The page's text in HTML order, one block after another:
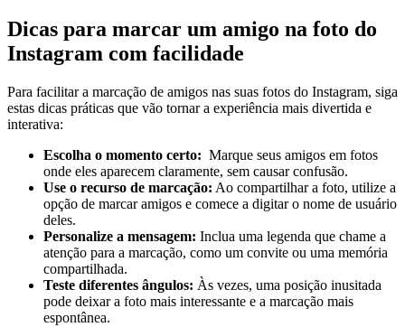
Dicas para marcar um⁢ amigo na ⁣foto do
Instagram⁤ com⁢ facilidade
Para facilitar a marcação⁣ de amigos ⁤nas ⁢suas fotos do ⁤Instagram, siga
estas‌ dicas práticas ⁢que vão tornar a‌ experiência ​mais⁢ divertida e
interativa:
Escolha o momento certo: ⁣ Marque seus amigos em fotos
⁢onde ​eles⁤ aparecem claramente, sem causar confusão.
Use ⁢o recurso⁤ de marcação: Ao compartilhar a foto,‌ utilize a
opção de marcar amigos ‍e comece a digitar⁢ o nome de usuário
deles.
Personalize a‍ mensagem: Inclua uma legenda que chame a
atenção⁣ para a marcação, como um convite ou ⁣uma memória
compartilhada.
Teste diferentes ângulos: Às vezes,⁣ uma posição ‌inusitada
⁤pode ‍deixar a⁤ foto mais⁣ interessante⁤ e⁣ a ‌marcação​ mais
espontânea.